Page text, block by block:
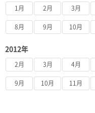
1月 2月 3月
8月 9月 10月
2012年
2月 3月 4月
9月 10月 11月